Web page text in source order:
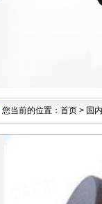
您当前的位置：首页 > 国